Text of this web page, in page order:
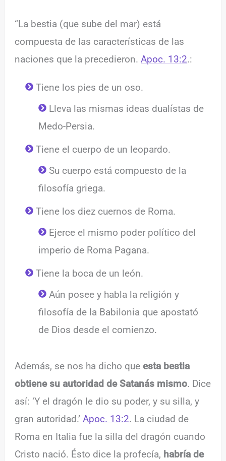
“La bestia (que sube del mar) está
compuesta de las características de las
naciones que la precedieron.Apoc. 13:2.:
Tiene los pies de un oso.
Lleva las mismas ideas dualístas de
Medo-Persia.
Tiene el cuerpo de un leopardo.
Su cuerpo está compuesto de la
filosofía griega.
Tiene los diez cuernos de Roma.
Ejerce el mismo poder político del
imperio de Roma Pagana.
Tiene la boca de un león.
Aún posee y habla la religión y
filosofía de la Babilonia que apostató
de Dios desde el comienzo.
Además, se nos ha dicho que esta bestia
obtiene su autoridad de Satanás mismo. Dice
así: ‘Y el dragón le dio su poder, y su silla, y
gran autoridad.’Apoc. 13:2. La ciudad de
Roma en Italia fue la silla del dragón cuando
Cristo nació. Ésto dice la profecía, habría de